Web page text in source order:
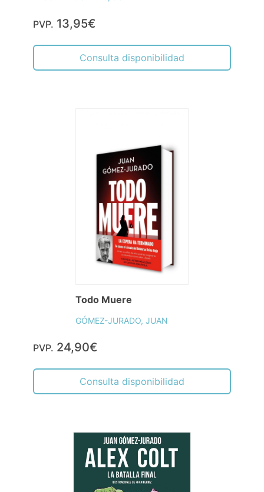
PVP. 13,95€
Consulta disponibilidad
Todo Muere
GÓMEZ-JURADO, JUAN
PVP. 24,90€
Consulta disponibilidad